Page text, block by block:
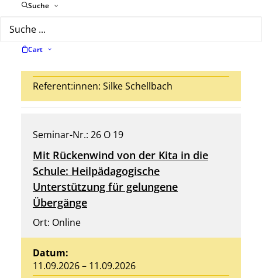
Suche
Cart
Datum:
Referent:innen: Silke Schellbach
Seminar-Nr.: 26 O 19
Mit Rückenwind von der Kita in die
Schule: Heilpädagogische
Unterstützung für gelungene
Übergänge
Ort: Online
Datum:
11.09.2026 – 11.09.2026